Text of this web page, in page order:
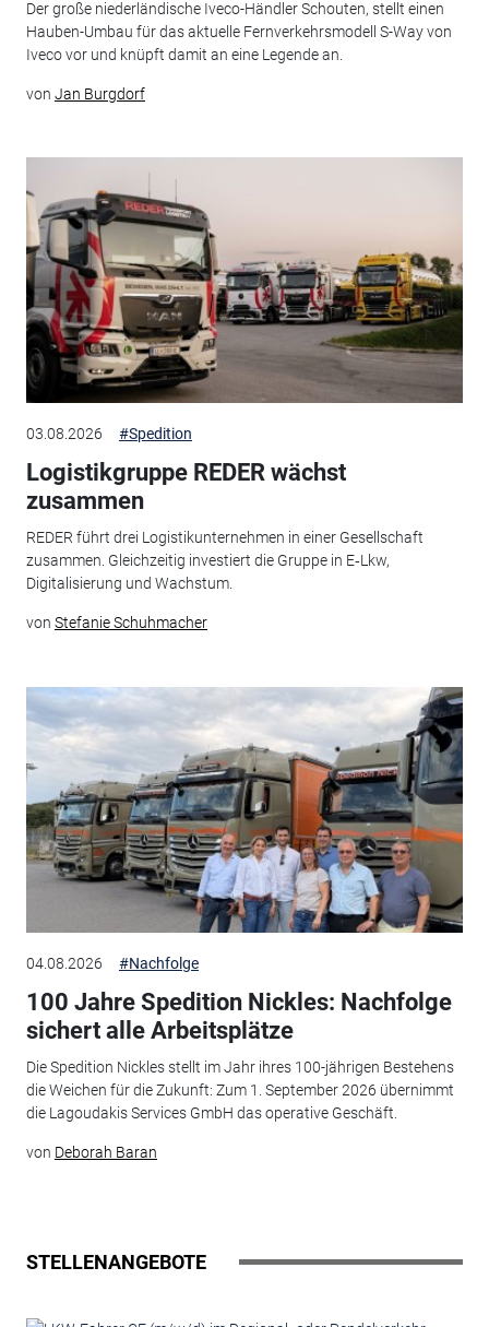
Der große niederländische Iveco-Händler Schouten, stellt einen
Hauben-Umbau für das aktuelle Fernverkehrsmodell S-Way von
Iveco vor und knüpft damit an eine Legende an.
von Jan Burgdorf
03.08.2026 #Spedition
Logistikgruppe REDER wächst
zusammen
REDER führt drei Logistikunternehmen in einer Gesellschaft
zusammen. Gleichzeitig investiert die Gruppe in E‑Lkw,
Digitalisierung und Wachstum.
von Stefanie Schuhmacher
04.08.2026 #Nachfolge
100 Jahre Spedition Nickles: Nachfolge
sichert alle Arbeitsplätze
Die Spedition Nickles stellt im Jahr ihres 100-jährigen Bestehens
die Weichen für die Zukunft: Zum 1. September 2026 übernimmt
die Lagoudakis Services GmbH das operative Geschäft.
von Deborah Baran
STELLENANGEBOTE